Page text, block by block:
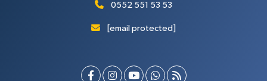
0552 551 53 53
[email protected]